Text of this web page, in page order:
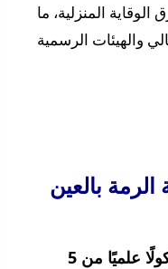
المنزلية، ما
والهيئات الرسمية
بالعين
تتبع مكافحة الرمة بالعين بروتوكولًا علميًا من 5